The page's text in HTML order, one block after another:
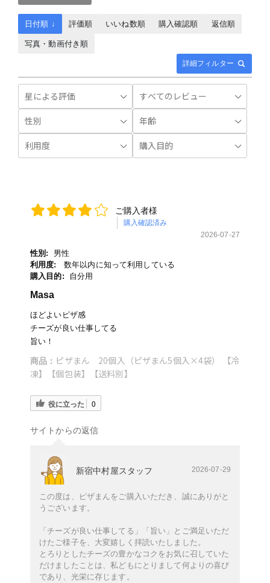
詳細フィルター
日付順 ↓ 評価順 いいね数順 購入確認順 返信順
写真・動画付き順
ご購入者様
購入確認済み
2026-07-27
性別:
男性
利用度:
数年以内に知って利用している
購入目的:
自分用
Masa
ほどよいピザ感
チーズが良い仕事してる
旨い！
商品： ピザまん 20個入（ピザまん5個入×4袋） 【冷
凍】【個包装】【送料別】
役に立った 0
サイトからの返信
新宿中村屋スタッフ 2026-07-29
この度は、ピザまんをご購入いただき、誠にありがと
うございます。
「チーズが良い仕事してる」「旨い」とご満足いただ
けたご様子を、大変嬉しく拝読いたしました。
とろりとしたチーズの豊かなコクをお気に召していた
だけましたことは、私どもにとりまして何よりの喜び
であり、光栄に存じます。